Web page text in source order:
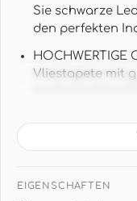
Sie schwarze
den perfekten
HOCHWERTIGE
Vliestapete mit
entspricht 4,29
EIGENSCHAFTEN